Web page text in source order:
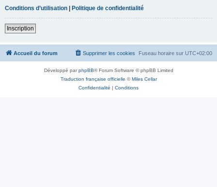
Conditions d’utilisation | Politique de confidentialité
Inscription
Accueil du forum Fuseau horaire sur UTC+02:00
Supprimer les cookies
Développé parphpBB® Forum Software © phpBB Limited
Traduction française officielle ©Miles Cellar
Confidentialité | Conditions